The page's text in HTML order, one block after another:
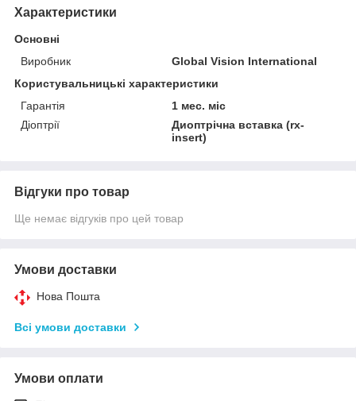
Характеристики
Основні
Виробник
Global Vision International
Користувальницькі характеристики
Гарантія
1 мес. міс
Діоптрії
Диоптрічна вставка (rx-
insert)
Відгуки про товар
Ще немає відгуків про цей товар
Умови доставки
Нова Пошта
Всі умови доставки
Умови оплати